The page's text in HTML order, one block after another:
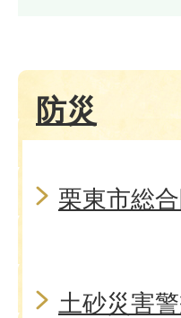
防災
栗東市総
土砂災害